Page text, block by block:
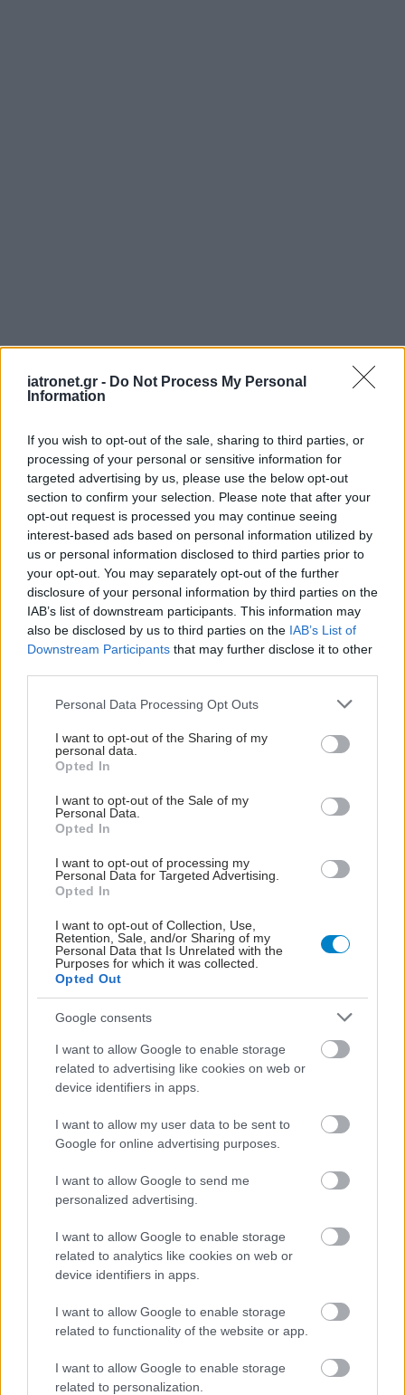
iatronet.gr - Do Not Process My Personal
Information
If you wish to opt-out of the sale, sharing to third parties, or
processing of your personal or sensitive information for
targeted advertising by us, please use the below opt-out
section to confirm your selection. Please note that after your
opt-out request is processed you may continue seeing
interest-based ads based on personal information utilized by
us or personal information disclosed to third parties prior to
your opt-out. You may separately opt-out of the further
disclosure of your personal information by third parties on the
IAB’s list of downstream participants. This information may
also be disclosed by us to third parties on the IAB’s List of
Downstream Participants that may further disclose it to other
Please note that this website/app uses one or more Google
not limited to your visit or usage behaviour. You may click to
grant or deny consent to Google and its third-party tags to
use your data for below specified purposes in below Google
consent section.
Personal Data Processing Opt Outs
I want to opt-out of the Sharing of my
personal data.
Opted In
I want to opt-out of the Sale of my
Personal Data.
Opted In
I want to opt-out of processing my
Personal Data for Targeted Advertising.
Opted In
I want to opt-out of Collection, Use,
Retention, Sale, and/or Sharing of my
Personal Data that Is Unrelated with the
Purposes for which it was collected.
Opted Out
Google consents
I want to allow Google to enable storage
related to advertising like cookies on web or
device identifiers in apps.
I want to allow my user data to be sent to
Google for online advertising purposes.
I want to allow Google to send me
personalized advertising.
I want to allow Google to enable storage
related to analytics like cookies on web or
device identifiers in apps.
I want to allow Google to enable storage
related to functionality of the website or app.
I want to allow Google to enable storage
related to personalization.
ΜΠΕΙΤΕ ΣΤΗ ΣΥΖΗΤΗΣΗ
Loading...
Προσθήκη Σχολίου
ΣΗΜΕΡΑ ΣΤΟ IATRONET.GR